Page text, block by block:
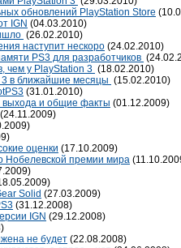
обновлений PlayStation Store
IGN (04.03.2010)
(26.02.2010)
наступит нескоро (24.02.2010)
PS3 для разработчиков
чем у PlayStation 3 (18.02.2010)
3 в ближайшие месяцы (15.02.2010)
(31.01.2010)
выхода и общие факты (01.12.2009)
(24.11.2009)
оценки (17.10.2009)
Нобелевской премии мира
Solid (27.03.2009)
(31.12.2008)
IGN (29.12.2008)
не будет (22.08.2008)